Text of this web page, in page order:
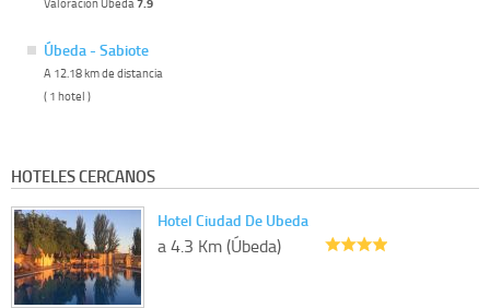
Úbeda - Sabiote
A 12.18 km de distancia
( 1 hotel )
HOTELES CERCANOS
Hotel Ciudad De Ubeda
a 4.3 Km (Úbeda)